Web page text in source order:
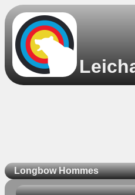
Longbow Hommes